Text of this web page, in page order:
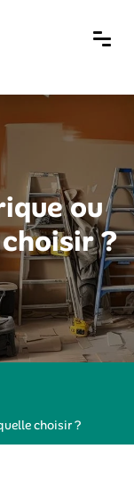
ou
?
choisir ?